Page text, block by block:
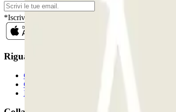
*Iscrivendoti, accetti la nostra Informativa sulla
Riguardo a Parclcik
Chi siamo
Come funziona?
I Nostri Parcheggi